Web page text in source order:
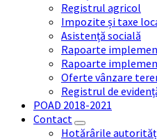
Registrul agricol
Impozite și taxe
Asistență socială
Rapoarte
Rapoarte
Oferte vânzare
Registrul de
POAD 2018-2021
Contact
Hotărârile